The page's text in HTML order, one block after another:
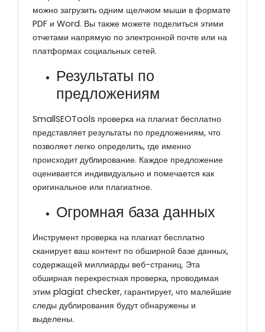
можно загрузить одним щелчком мыши в формате
PDF и Word. Вы также можете поделиться этими
отчетами напрямую по электронной почте или на
платформах социальных сетей.
Результаты по
предложениям
SmallSEOTools проверка на плагиат бесплатно
представляет результаты по предложениям, что
позволяет легко определить, где именно
происходит дублирование. Каждое предложение
оценивается индивидуально и помечается как
оригинальное или плагиатное.
Огромная база данных
Инструмент проверка на плагиат бесплатно
сканирует ваш контент по обширной базе данных,
содержащей миллиарды веб-страниц. Эта
обширная перекрестная проверка, проводимая
этим plagiat checker, гарантирует, что малейшие
следы дублирования будут обнаружены и
выделены.